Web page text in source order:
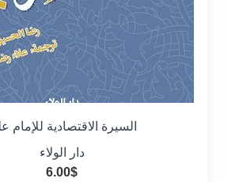
السيرة الاقتصادية للإمام
دار الولاء
6.00$